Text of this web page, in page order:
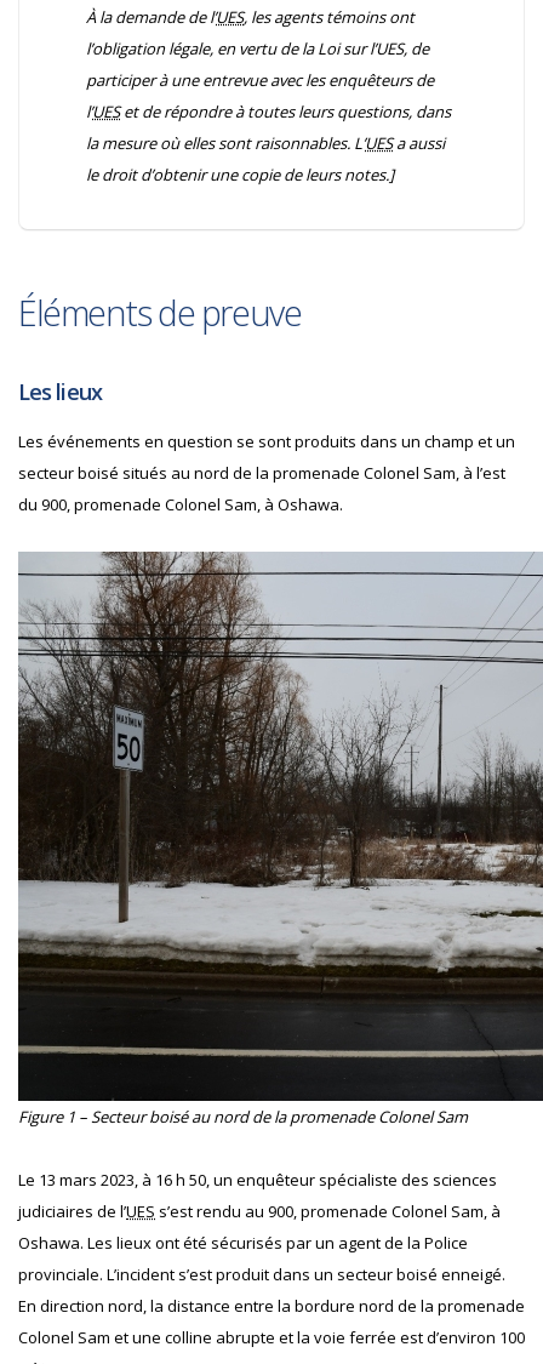
À la demande de l’UES, les agents témoins ont
l’obligation légale, en vertu de laLoi sur l’UES, de
participer à une entrevue avec les enquêteurs de
l’UESet de répondre à toutes leurs questions, dans
la mesure où elles sont raisonnables. L’UESa aussi
le droit d’obtenir une copie de leurs notes.]
Éléments de preuve
Les lieux
Les événements en question se sont produits dans un champ et un
secteur boisé situés au nord de la promenade Colonel Sam, à l’est
du 900, promenade Colonel Sam, à Oshawa.
Figure 1 – Secteur boisé au nord de la promenade Colonel Sam
Le 13 mars 2023, à 16 h 50, un enquêteur spécialiste des sciences
judiciaires de l’UES s’est rendu au 900, promenade Colonel Sam, à
Oshawa. Les lieux ont été sécurisés par un agent de la Police
provinciale. L’incident s’est produit dans un secteur boisé enneigé.
En direction nord, la distance entre la bordure nord de la promenade
Colonel Sam et une colline abrupte et la voie ferrée est d’environ 100